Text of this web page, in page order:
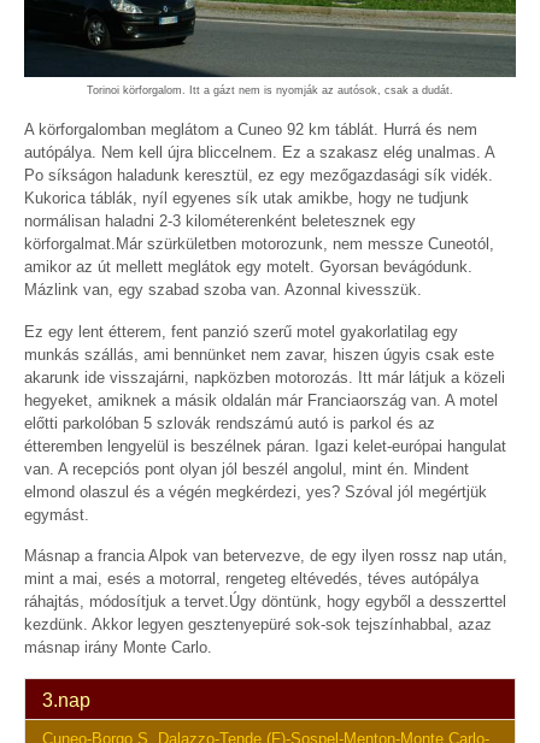
Torinoi körforgalom. Itt a gázt nem is nyomják az autósok, csak a dudát.
A körforgalomban meglátom a Cuneo 92 km táblát. Hurrá és nem
autópálya. Nem kell újra bliccelnem. Ez a szakasz elég unalmas. A
Po síkságon haladunk keresztül, ez egy mezőgazdasági sík vidék.
Kukorica táblák, nyíl egyenes sík utak amikbe, hogy ne tudjunk
normálisan haladni 2-3 kilométerenként beletesznek egy
körforgalmat.Már szürkületben motorozunk, nem messze Cuneotól,
amikor az út mellett meglátok egy motelt. Gyorsan bevágódunk.
Mázlink van, egy szabad szoba van. Azonnal kivesszük.
Ez egy lent étterem, fent panzió szerű motel gyakorlatilag egy
munkás szállás, ami bennünket nem zavar, hiszen úgyis csak este
akarunk ide visszajárni, napközben motorozás. Itt már látjuk a közeli
hegyeket, amiknek a másik oldalán már Franciaország van. A motel
előtti parkolóban 5 szlovák rendszámú autó is parkol és az
étteremben lengyelül is beszélnek páran. Igazi kelet-európai hangulat
van. A recepciós pont olyan jól beszél angolul, mint én. Mindent
elmond olaszul és a végén megkérdezi, yes? Szóval jól megértjük
egymást.
Másnap a francia Alpok van betervezve, de egy ilyen rossz nap után,
mint a mai, esés a motorral, rengeteg eltévedés, téves autópálya
ráhajtás, módosítjuk a tervet.Úgy döntünk, hogy egyből a desszerttel
kezdünk. Akkor legyen gesztenyepüré sok-sok tejszínhabbal, azaz
másnap irány Monte Carlo.
3.nap
Cuneo-Borgo S. Dalazzo-Tende (F)-Sospel-Menton-Monte Carlo-